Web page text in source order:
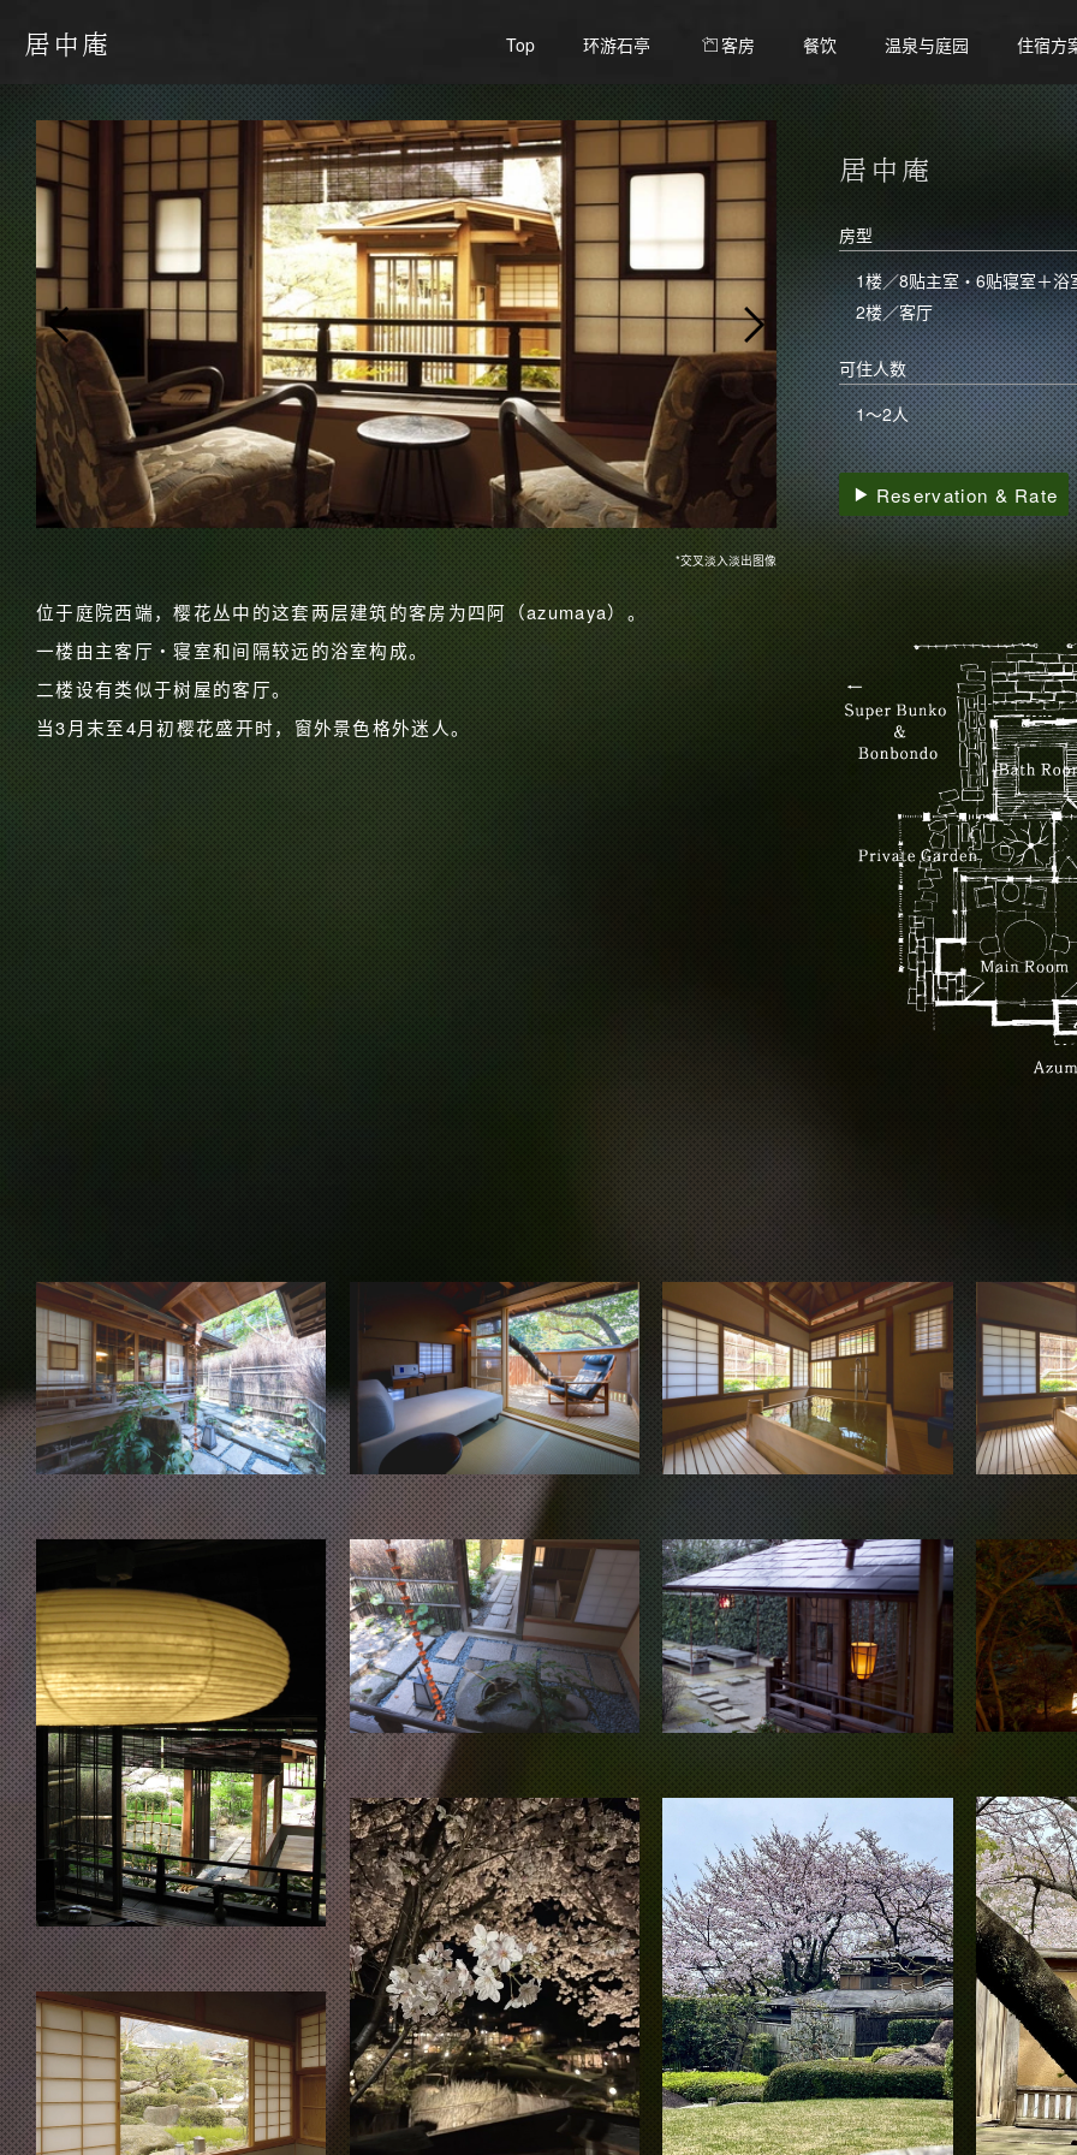
居中庵 Top 环游石亭 客房 餐饮 温泉与庭园 住宿方
*交叉淡入淡出图像
位于庭院西端，樱花丛中的这套两层建筑的客房为四阿（azumaya）。
一楼由主客厅・寝室和间隔较远的浴室构成。
二楼设有类似于树屋的客厅。
当3月末至4月初樱花盛开时，窗外景色格外迷人。
居中庵
房型
1楼／8贴主室・6贴寝室＋浴
2楼／客厅
可住人数
1～2人
Reservation & Rate